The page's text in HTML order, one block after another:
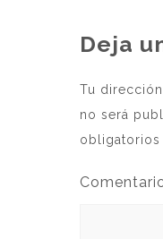
Deja
Tu
no será
obligatorios